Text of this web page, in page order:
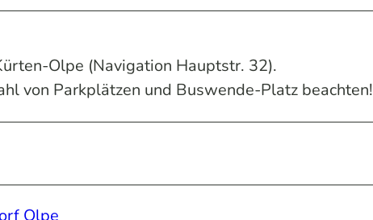
Olpe (Navigation Hauptstr. 32).
von Parkplätzen und Buswende-Platz beachten!
Olpe